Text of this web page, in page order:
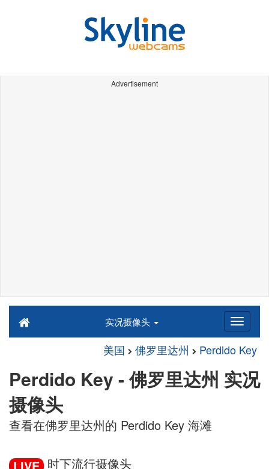
Advertisement
实况摄像头
美国 佛罗里达州 Perdido Key
Perdido Key - 佛罗里达州 实况
摄像头
查看在佛罗里达州的 Perdido Key 海滩
时下流行摄像头